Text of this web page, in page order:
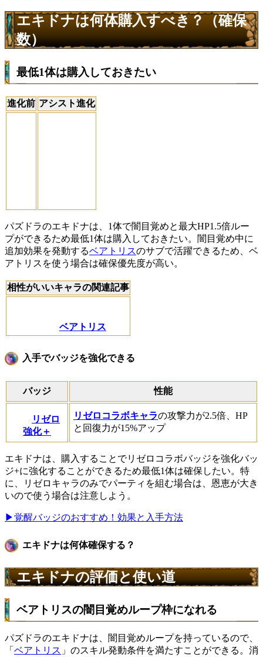
エキドナは何体購入すべき？（確保
数）
最低1体は購入しておきたい
進化前 アシスト進化
パズドラのエキドナは、1体で闇目覚めと最大HP1.5倍ルー
プができるため最低1体は購入しておきたい。闇目覚め中に
追加効果を発動するベアトリスのサブで活躍できるため、ベ
アトリスを使う場合は確保優先度が高い。
相性がいいキャラの関連記事
ベアトリス
入手でバッジを強化できる
バッジ 性能
リゼロ
強化＋
リゼロコラボキャラの攻撃力が2.5倍、HP
と回復力が15%アップ
エキドナは、購入することでリゼロコラボバッジを強化バッ
ジ+に強化することができるため最低1体は確保したい。特
に、リゼロキャラのみでパーティを組む場合は、恩恵が大き
いので使う場合は注意しよう。
▶覚醒バッジのおすすめ！効果と入手方法
エキドナは何体確保する？
エキドナの評価と使い道
ベアトリスの闇目覚めループ枠になれる
パズドラのエキドナは、闇目覚めループを持っているので、
「 ベアトリス 」のスキル発動条件を満たすことができる。消